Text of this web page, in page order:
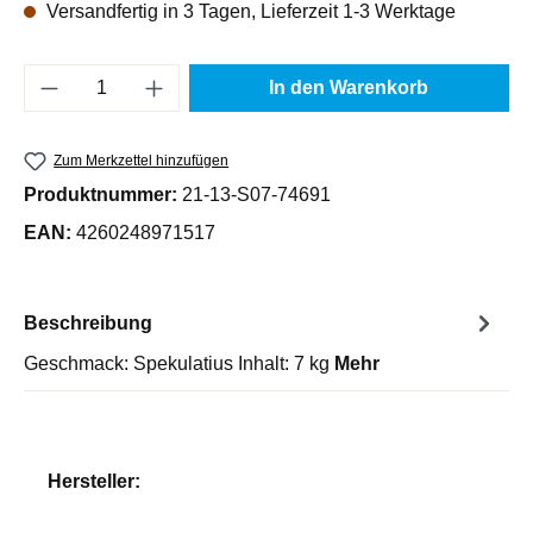
Versandfertig in 3 Tagen, Lieferzeit 1-3 Werktage
Produkt Anzahl: Gib den gewünschten
In den Warenkorb
Zum Merkzettel hinzufügen
Produktnummer: 21-13-S07-74691
EAN: 4260248971517
Beschreibung
Geschmack: Spekulatius Inhalt: 7 kg Mehr
Hersteller: